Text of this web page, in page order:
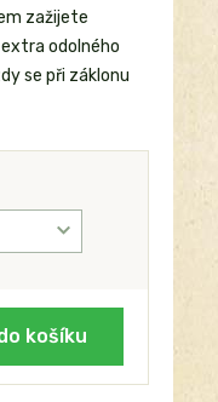
zažijete
odolného
se při záklonu
košíku